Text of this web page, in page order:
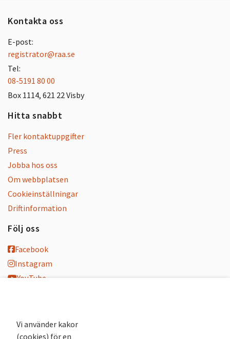
Kontakta oss
E-post:
registrator@raa.se
Tel:
08-5191 80 00
Box 1114, 621 22 Visby
Hitta snabbt
Fler kontaktuppgifter
Press
Jobba hos oss
Om webbplatsen
Cookieinställningar
Driftinformation
Följ oss
Facebook
Instagram
YouTube
Nyhetsbrev
Vi använder kakor
(cookies) för en